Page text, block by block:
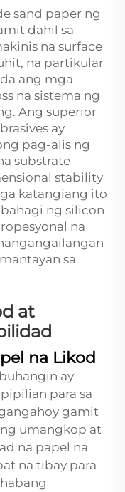
sand paper ng
dahil sa
na surface
na partikular
ang mga
na sistema ng
Ang superior
ay
pag-alis ng
substrate
stability
katangiang ito
ng silicon
na
sa
at
na Likod
ay
para sa
gamit
umangkop at
na papel na
na tibay para